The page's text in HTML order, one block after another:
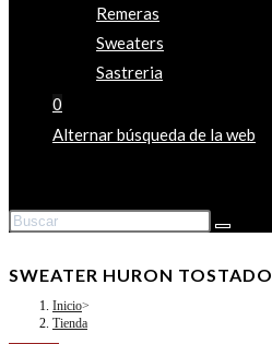
Remeras
Sweaters
Sastreria
0
Alternar búsqueda de la web
SWEATER HURON TOSTADO
Inicio>
Tienda